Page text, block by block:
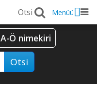
Menüü
A-Ö nimekiri
Otsi